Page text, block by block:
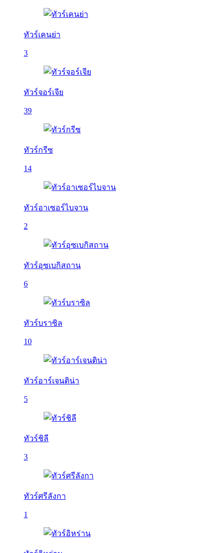
ทัวร์เคนย่า
3
ทัวร์จอร์เจีย
39
ทัวร์กรีซ
14
ทัวร์อาเซอร์ไบจาน
2
ทัวร์อุซเบกิสถาน
6
ทัวร์บราซิล
10
ทัวร์อาร์เจนติน่า
5
ทัวร์ชิลี
3
ทัวร์ศรีลังกา
1